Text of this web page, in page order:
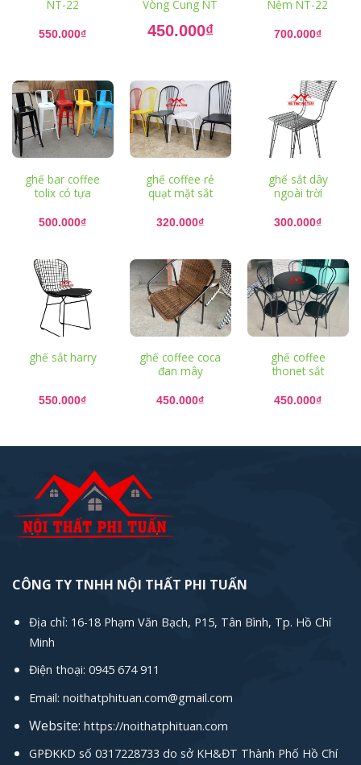
NT-22
550.000₫
Vòng Cung NT
Giá
gốc
450.000₫
450.000₫.
Nệm NT-22
700.000₫
ghế bar coffee
tolix có tựa
500.000₫
ghế coffee rẻ
quạt mặt sắt
320.000₫
ghế sắt dây
ngoài trời
300.000₫
ghế sắt harry
550.000₫
ghế coffee coca
đan mây
450.000₫
ghế coffee
thonet sắt
450.000₫
CÔNG TY TNHH NỘI THẤT PHI TUẤN
Địa chỉ: 16-18 Phạm Văn Bạch, P15, Tân Bình, Tp. Hồ Chí
Minh
Điện thoại: 0945 674 911
Email: noithatphituan.com@gmail.com
Website: https://noithatphituan.com
GPĐKKD số 0317228733 do sở KH&ĐT Thành Phố Hồ Chí